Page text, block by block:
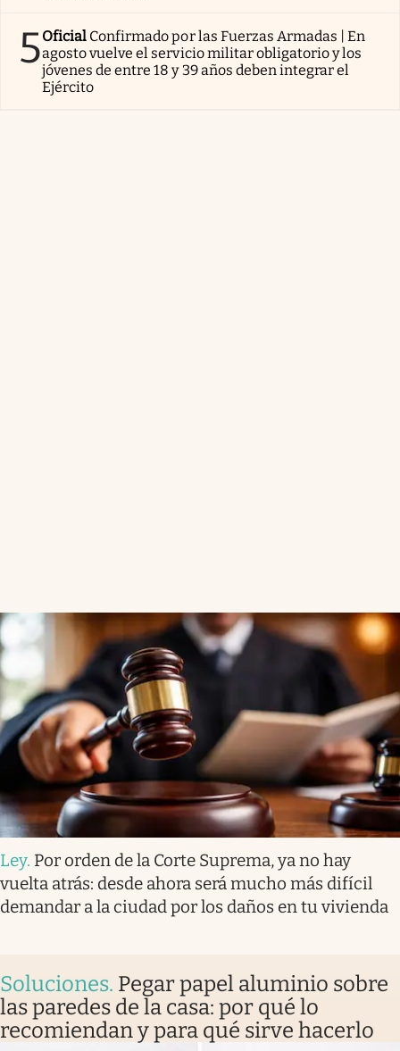
5Oficial Confirmado por las Fuerzas Armadas | En
agosto vuelve el servicio militar obligatorio y los
jóvenes de entre 18 y 39 años deben integrar el
Ejército
Ley. Por orden de la Corte Suprema, ya no hay
vuelta atrás: desde ahora será mucho más difícil
demandar a la ciudad por los daños en tu vivienda
Soluciones. Pegar papel aluminio sobre
las paredes de la casa: por qué lo
recomiendan y para qué sirve hacerlo